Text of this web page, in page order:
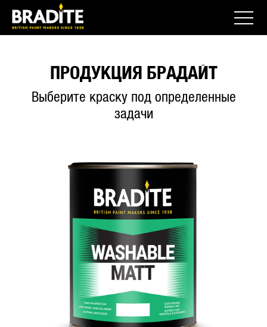
ПРОДУКЦИЯ БРАДАЙТ
Выберите краску под определенные
задачи